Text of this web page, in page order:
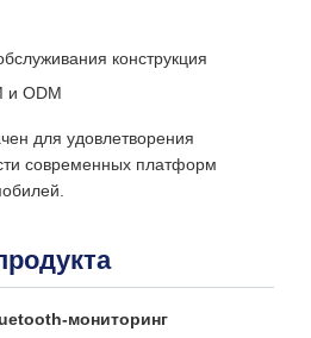
конструкция
и ODM
для удовлетворения
современных платформ
мониторинг